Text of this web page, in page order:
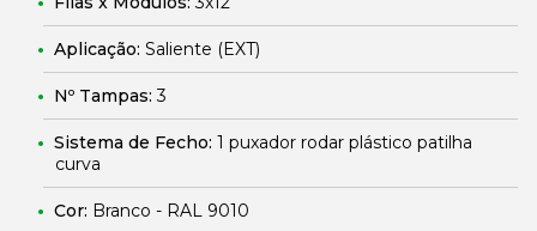
Aplicação: Saliente (EXT)
Nº Tampas:3
Sistema de Fecho: 1 puxador rodar plástico patilha
curva
Cor: Branco - RAL 9010